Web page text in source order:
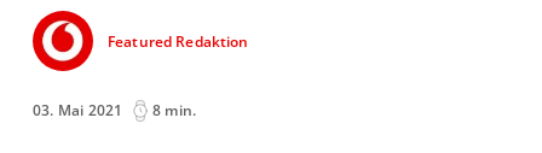
Featured Redaktion
03. Mai 2021 8 min.